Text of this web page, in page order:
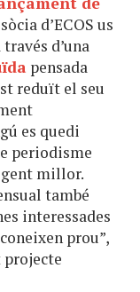
d’ECOS us
d’una
pensada
reduït el seu
es quedi
periodisme
gent millor.
també
interessades
prou”,
projecte